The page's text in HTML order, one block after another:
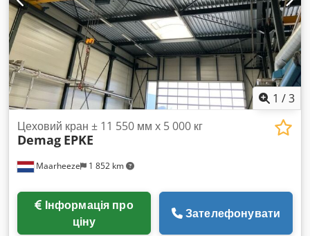
1 /3
Maarheeze 1 852 km
Цеховий кран ± 11 550 мм x 5 000 кг
Demag EPKE
ціну
Зателефонувати